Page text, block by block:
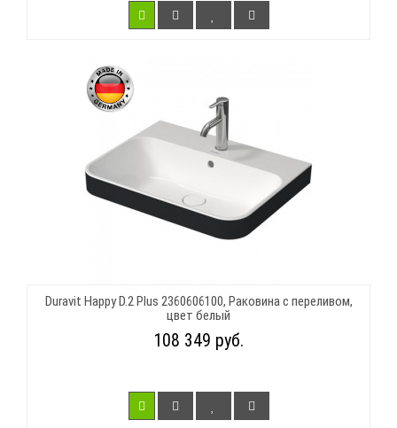
Duravit Happy D.2 Plus 2360606100, Раковина с переливом,
цвет белый
108 349 руб.